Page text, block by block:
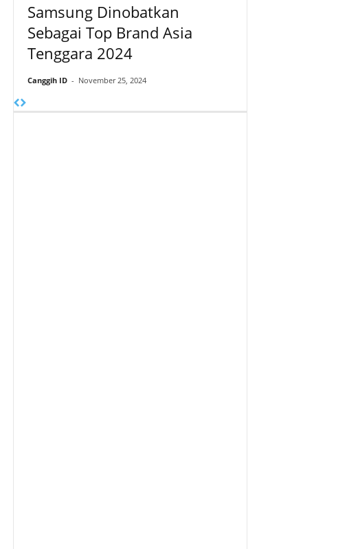
Samsung Dinobatkan
Sebagai Top Brand Asia
Tenggara 2024
Canggih ID - November 25, 2024